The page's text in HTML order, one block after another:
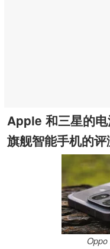
Apple 和三星的
旗舰智能手机的
Oppo